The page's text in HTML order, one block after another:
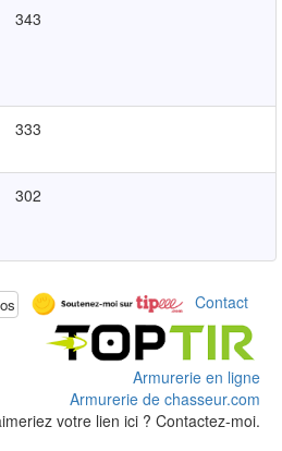
343
333
302
Contact
Armurerie en ligne
Armurerie de chasseur.com
votre lien ici ? Contactez-moi.